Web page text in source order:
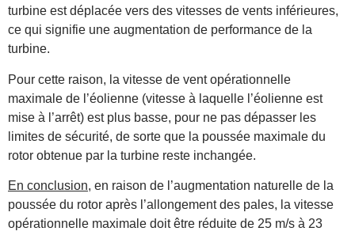
turbine est déplacée vers des vitesses de vents inférieures,
ce qui signifie une augmentation de performance de la
turbine.
Pour cette raison, la vitesse de vent opérationnelle
maximale de l’éolienne (vitesse à laquelle l’éolienne est
mise à l’arrêt) est plus basse, pour ne pas dépasser les
limites de sécurité, de sorte que la poussée maximale du
rotor obtenue par la turbine reste inchangée.
En conclusion, en raison de l’augmentation naturelle de la
poussée du rotor après l’allongement des pales, la vitesse
opérationnelle maximale doit être réduite de 25 m/s à 23